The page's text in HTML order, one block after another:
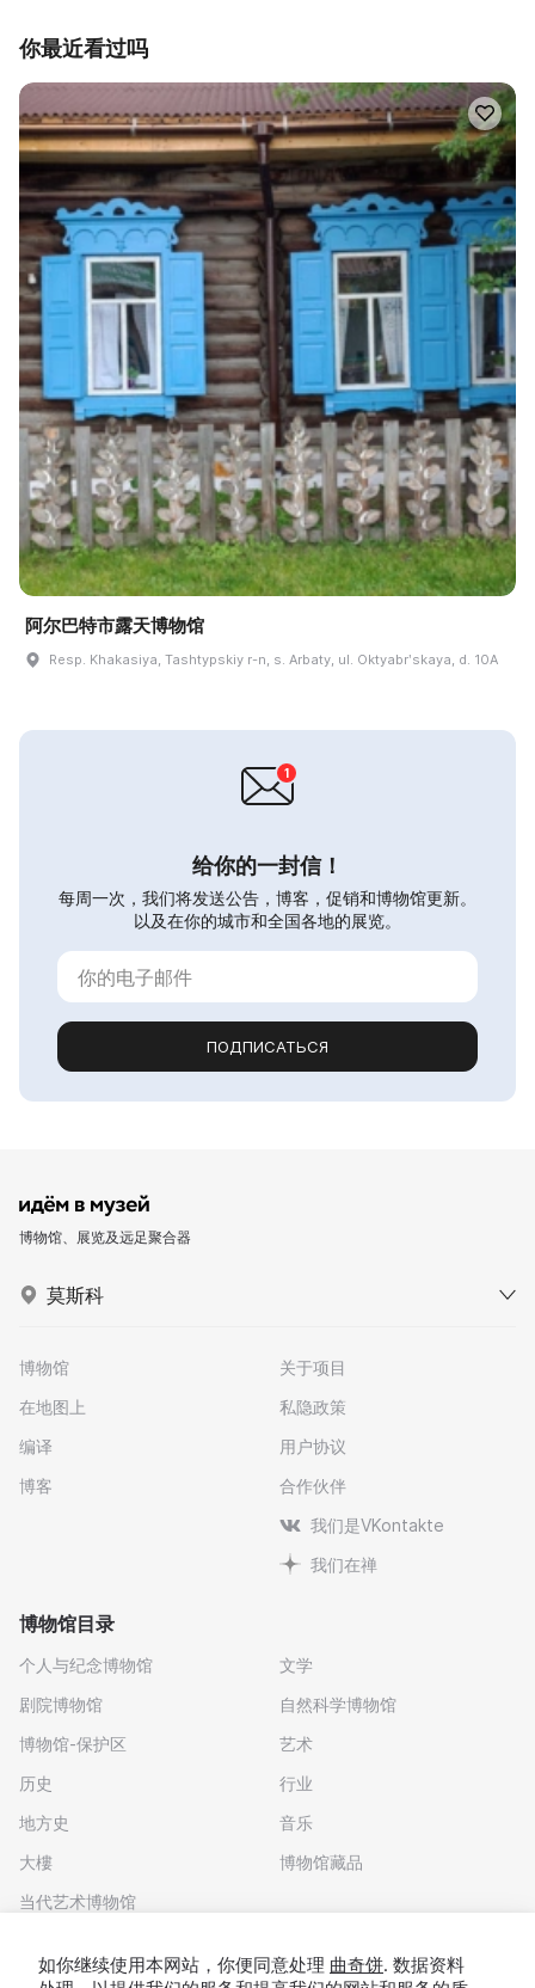
你最近看过吗
阿尔巴特市露天博物馆
Resp. Khakasiya, Tashtypskiy r-n, s. Arbaty, ul. Oktyabrʹskaya, d. 10A
给你的一封信！
每周一次，我们将发送公告，博客，促销和博物馆更新。
以及在你的城市和全国各地的展览。
ПОДПИСАТЬСЯ
博物馆、展览及远足聚合器
莫斯科
博物馆
在地图上
编译
博客
关于项目
私隐政策
用户协议
合作伙伴
我们是VKontakte
我们在禅
博物馆目录
个人与纪念博物馆
剧院博物馆
博物馆-保护区
历史
地方史
大樓
当代艺术博物馆
文学
自然科学博物馆
艺术
行业
音乐
博物馆藏品
如你继续使用本网站，你便同意处理 曲奇饼. 数据资料